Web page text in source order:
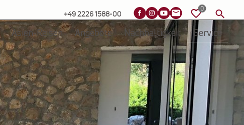
+49 2226 1588-00
Asien-Reisen Angebote Nachhaltigkeit Service